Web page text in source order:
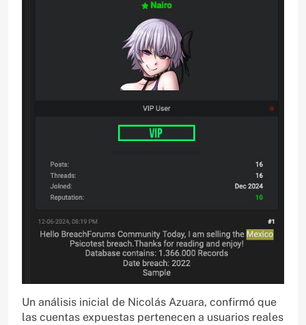
Un análisis inicial de Nicolás Azuara, confirmó que
las cuentas expuestas pertenecen a usuarios reales